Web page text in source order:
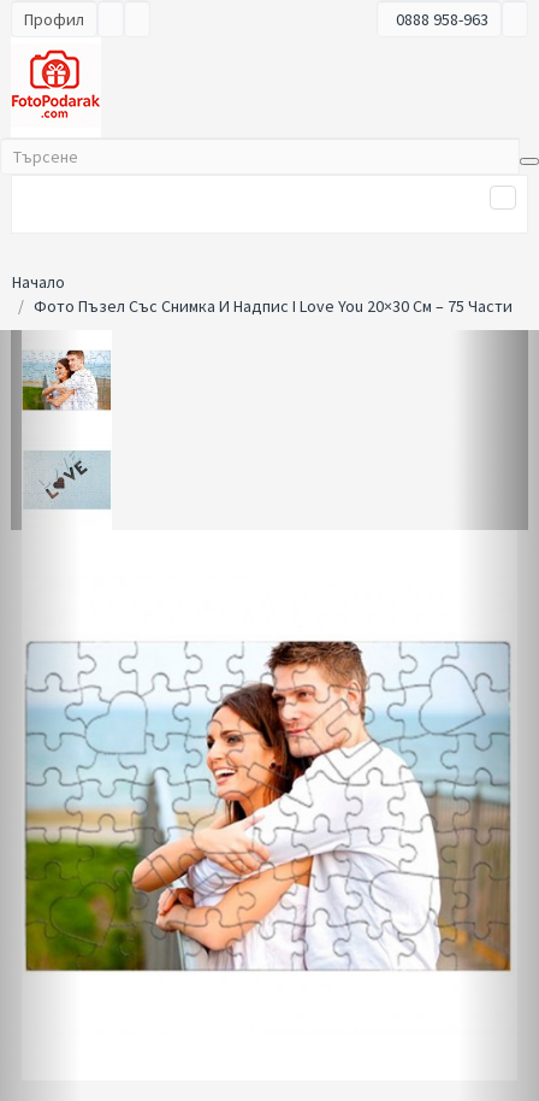
Профил 0888 958-963
Начало
Фото Пъзел Със Снимка И Надпис I Love You 20×30 См – 75 Части